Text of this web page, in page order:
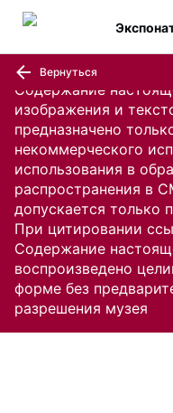
Содержание
изображения и
предназначено
некоммерческого
использования в
распространения в
допускается только
При цитировании
Содержание
воспроизведено
форме без
разрешения музея
Вернуться